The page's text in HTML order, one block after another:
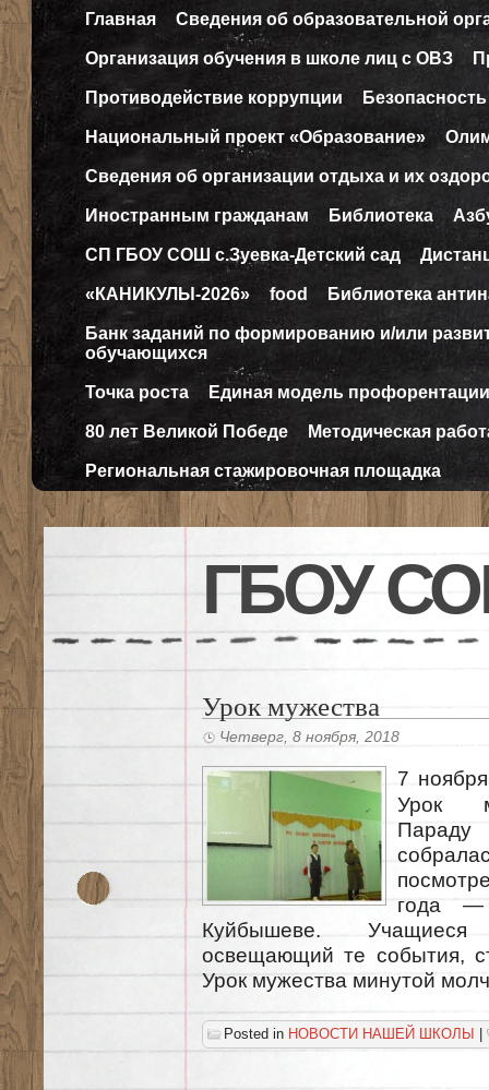
Главная Сведения об образовательной
Организация обучения в школе лиц с ОВЗ
Противодействие коррупции Безопасность
Национальный проект «Образование»
Сведения об организации отдыха и их
Иностранным гражданам Библиотека
СП ГБОУ СОШ с.Зуевка-Детский сад
«КАНИКУЛЫ-2026» food Библиотека
Банк заданий по формированию и/или
обучающихся
Точка роста Единая модель профорентации
80 лет Великой Победе Методическая
Региональная стажировочная площадка
ГБОУ
Урок мужества
Четверг, 8 ноября, 2018
7
Урок
года
Куйбышеве.
освещающий те события,
Урок мужества минутой
Posted in НОВОСТИ НАШЕЙ ШКОЛЫ |